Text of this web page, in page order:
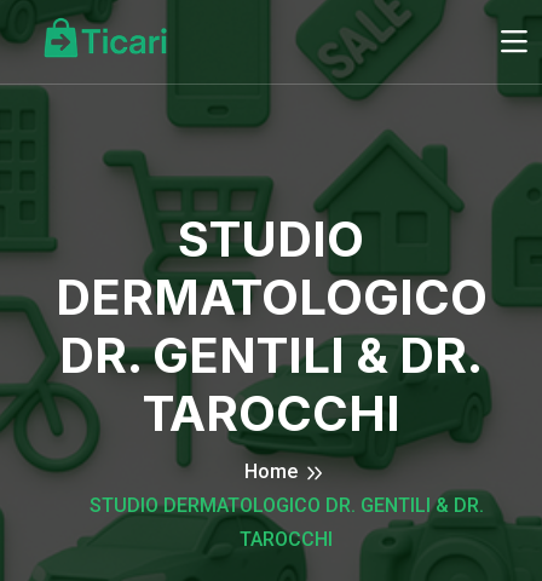
STUDIO
DERMATOLOGICO
DR. GENTILI & DR.
TAROCCHI
Home
STUDIO DERMATOLOGICO DR. GENTILI & DR.
TAROCCHI